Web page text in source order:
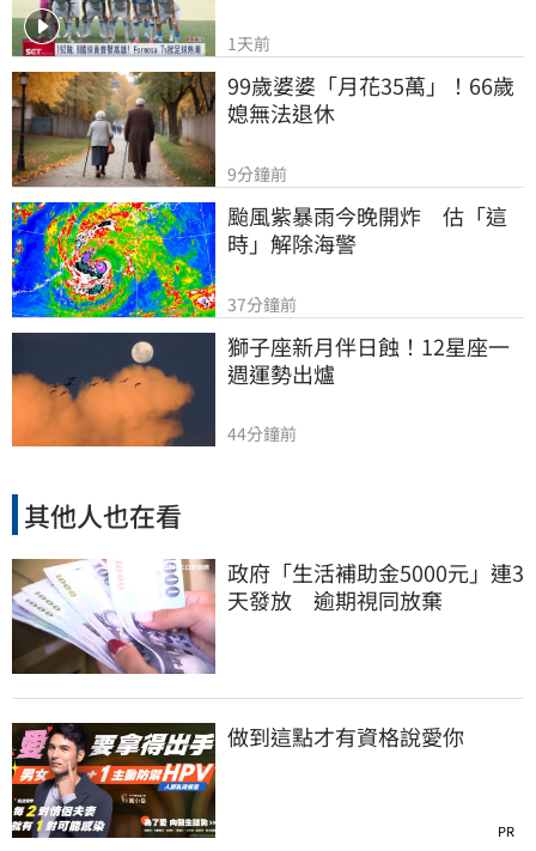
1天前
99歲婆婆「月花35萬」！66歲
媳無法退休
9分鐘前
颱風紫暴雨今晚開炸　估「這
時」解除海警
37分鐘前
獅子座新月伴日蝕！12星座一
週運勢出爐
44分鐘前
其他人也在看
政府「生活補助金5000元」連3
天發放 逾期視同放棄
做到這點才有資格說愛你
PR